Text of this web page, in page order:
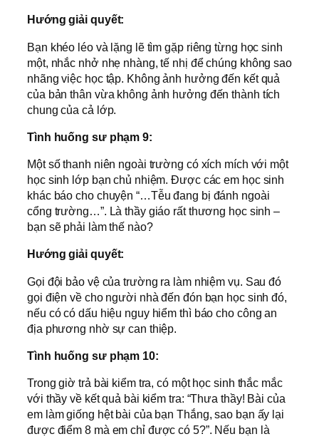
Hướng giải quyết:
Bạn khéo léo và lặng lẽ tìm gặp riêng từng học sinh
một, nhắc nhở nhẹ nhàng, tế nhị để chúng không sao
nhãng việc học tập. Không ảnh hưởng đến kết quả
của bản thân vừa không ảnh hưởng đến thành tích
chung của cả lớp.
Tình huống sư phạm 9:
Một số thanh niên ngoài trường có xích mích với một
học sinh lớp bạn chủ nhiệm. Được các em học sinh
khác báo cho chuyện “…Tễu đang bị đánh ngoài
cổng trường…”. Là thầy giáo rất thương học sinh –
bạn sẽ phải làm thế nào?
Hướng giải quyết:
Gọi đội bảo vệ của trường ra làm nhiệm vụ. Sau đó
gọi điện về cho người nhà đến đón bạn học sinh đó,
nếu có có dấu hiệu nguy hiểm thì báo cho công an
địa phương nhờ sự can thiệp.
Tình huống sư phạm 10:
Trong giờ trả bài kiểm tra, có một học sinh thắc mắc
với thầy về kết quả bài kiểm tra: “Thưa thầy! Bài của
em làm giống hệt bài của bạn Thắng, sao bạn ấy lại
được điểm 8 mà em chỉ được có 5?”. Nếu bạn là